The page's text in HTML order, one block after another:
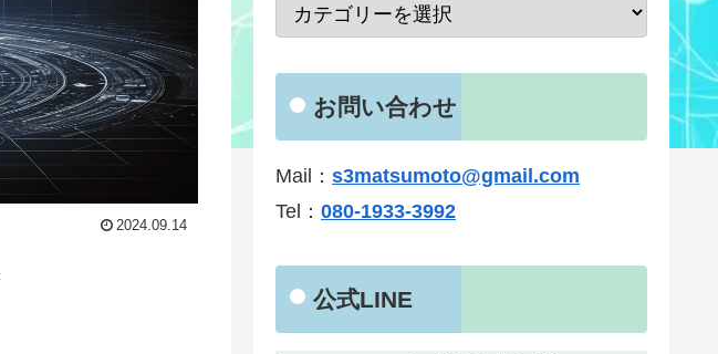
2024.09.14
お問い合わせ
Mail： s3matsumoto@gmail.com
Tel： 080-1933-3992
公式LINE